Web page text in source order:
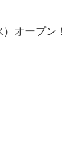
オープン！